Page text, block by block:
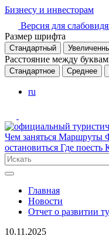
Бизнесу и инвесторам
Версия для
Размер шрифта
Стандартный
Расстояние между
Стандартное Среднее
ru
Чем заняться Маршруты
остановиться Где поесть
Главная
Новости
Отчет о развитии
10.11.2025